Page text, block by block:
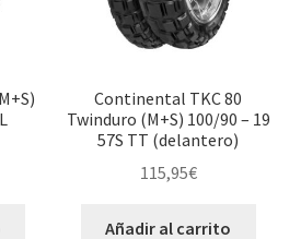
Continental TKC 80
Twinduro (M+S) 100/90 – 19
57S TT (delantero)
115,95€
Añadir al carrito